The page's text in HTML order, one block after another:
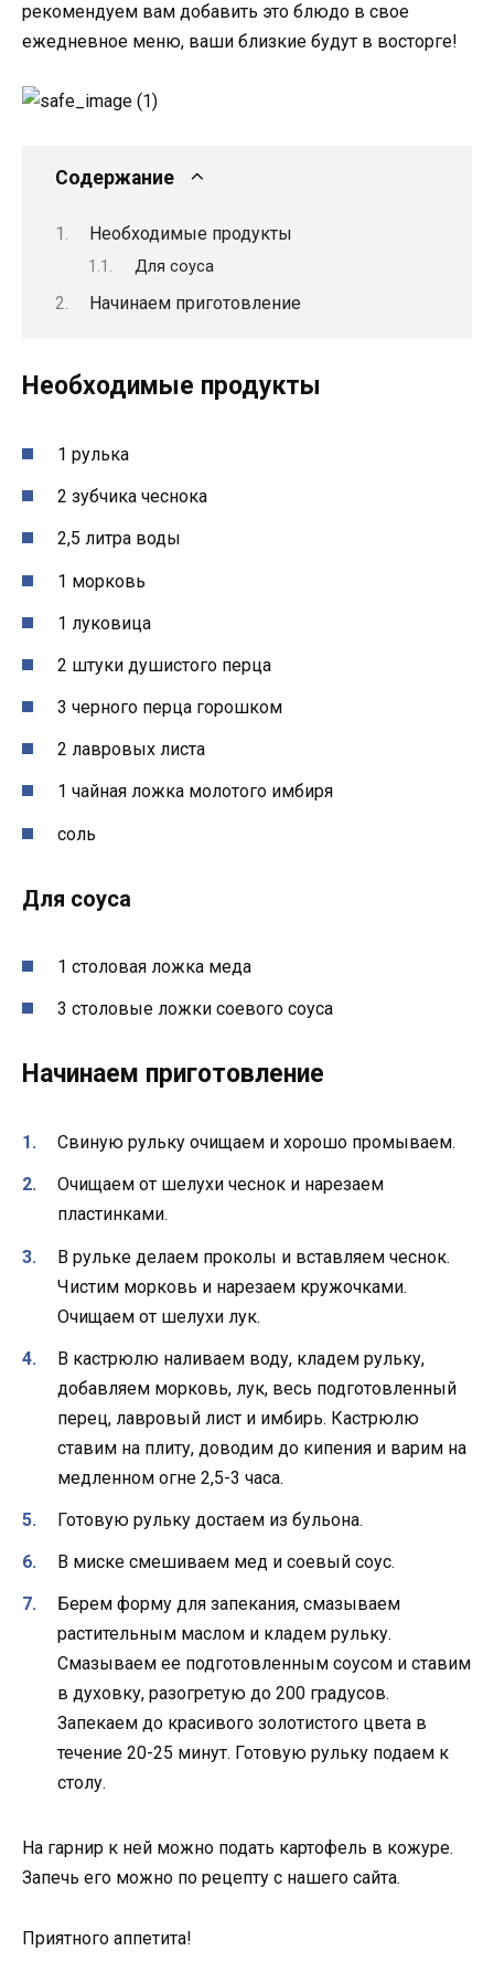
рекомендуем вам добавить это блюдо в свое
ежедневное меню, ваши близкие будут в восторге!
Содержание
Необходимые продукты
Для соуса
Начинаем приготовление
Необходимые продукты
1 рулька
2 зубчика чеснока
2,5 литра воды
1 морковь
1 луковица
2 штуки душистого перца
3 черного перца горошком
2 лавровых листа
1 чайная ложка молотого имбиря
соль
Для соуса
1 столовая ложка меда
3 столовые ложки соевого соуса
Начинаем приготовление
Свиную рульку очищаем и хорошо промываем.
Очищаем от шелухи чеснок и нарезаем
пластинками.
В рульке делаем проколы и вставляем чеснок.
Чистим морковь и нарезаем кружочками.
Очищаем от шелухи лук.
В кастрюлю наливаем воду, кладем рульку,
добавляем морковь, лук, весь подготовленный
перец, лавровый лист и имбирь. Кастрюлю
ставим на плиту, доводим до кипения и варим на
медленном огне 2,5-3 часа.
Готовую рульку достаем из бульона.
В миске смешиваем мед и соевый соус.
Берем форму для запекания, смазываем
растительным маслом и кладем рульку.
Смазываем ее подготовленным соусом и ставим
в духовку, разогретую до 200 градусов.
Запекаем до красивого золотистого цвета в
течение 20-25 минут. Готовую рульку подаем к
столу.
На гарнир к ней можно подать картофель в кожуре.
Запечь его можно по рецепту с нашего сайта.
Приятного аппетита!